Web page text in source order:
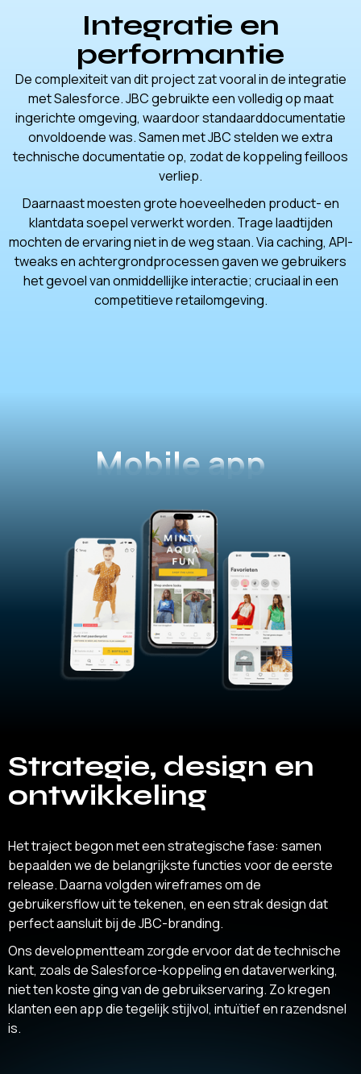
Integratie en
performantie
De complexiteit van dit project zat vooral in de integratie
met Salesforce. JBC gebruikte een volledig op maat
ingerichte omgeving, waardoor standaarddocumentatie
onvoldoende was. Samen met JBC stelden we extra
technische documentatie op, zodat de koppeling feilloos
verliep.
Daarnaast moesten grote hoeveelheden product- en
klantdata soepel verwerkt worden. Trage laadtijden
mochten de ervaring niet in de weg staan. Via caching, API-
tweaks en achtergrondprocessen gaven we gebruikers
het gevoel van onmiddellijke interactie; cruciaal in een
competitieve retailomgeving.
Mobile app
Strategie, design en
ontwikkeling
Het traject begon met een strategische fase: samen
bepaalden we de belangrijkste functies voor de eerste
release. Daarna volgden wireframes om de
gebruikersflow uit te tekenen, en een strak design dat
perfect aansluit bij de JBC-branding.
Ons developmentteam zorgde ervoor dat de technische
kant, zoals de Salesforce-koppeling en dataverwerking,
niet ten koste ging van de gebruikservaring. Zo kregen
klanten een app die tegelijk stijlvol, intuïtief en razendsnel
is.